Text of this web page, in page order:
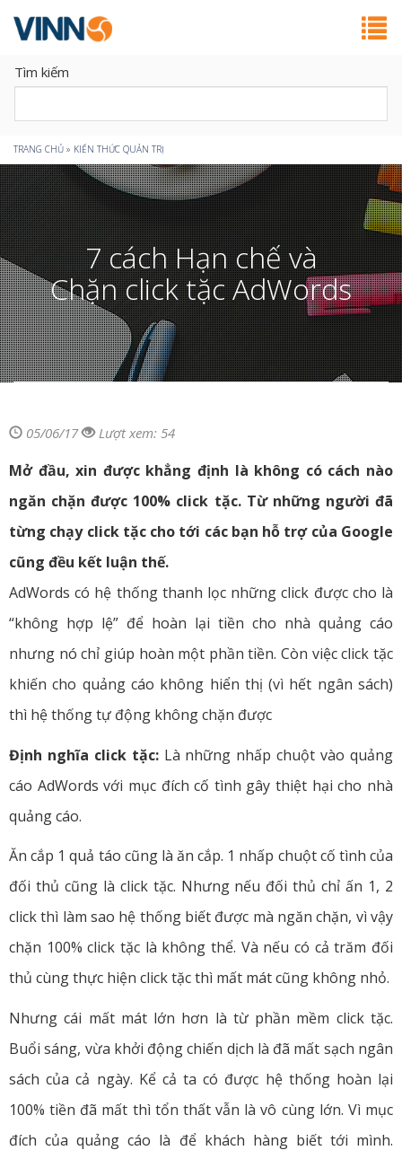
Tìm kiếm
Bạn
đang
ở
đây
TRANG CHỦ » KIẾN THỨC QUẢN TRỊ
7 cách Hạn chế và
Chặn click tặc AdWords
05/06/17 Lượt xem: 54
Mở đầu, xin được khẳng định là không có cách nào
ngăn chặn được 100% click tặc. Từ những người đã
từng chạy click tặc cho tới các bạn hỗ trợ của Google
cũng đều kết luận thế.
AdWords có hệ thống thanh lọc những click được cho là
“không hợp lệ” để hoàn lại tiền cho nhà quảng cáo
nhưng nó chỉ giúp hoàn một phần tiền. Còn việc click tặc
khiến cho quảng cáo không hiển thị (vì hết ngân sách)
thì hệ thống tự động không chặn được
Định nghĩa click tặc:Là những nhấp chuột vào quảng
cáo AdWords với mục đích cố tình gây thiệt hại cho nhà
quảng cáo.
Ăn cắp 1 quả táo cũng là ăn cắp. 1 nhấp chuột cố tình của
đối thủ cũng là click tặc. Nhưng nếu đối thủ chỉ ấn 1, 2
click thì làm sao hệ thống biết được mà ngăn chặn, vì vậy
chặn 100% click tặc là không thể. Và nếu có cả trăm đối
thủ cùng thực hiện click tặc thì mất mát cũng không nhỏ.
Nhưng cái mất mát lớn hơn là từ phần mềm click tặc.
Buổi sáng, vừa khởi động chiến dịch là đã mất sạch ngân
sách của cả ngày. Kể cả ta có được hệ thống hoàn lại
100% tiền đã mất thì tổn thất vẫn là vô cùng lớn. Vì mục
đích của quảng cáo là để khách hàng biết tới mình.